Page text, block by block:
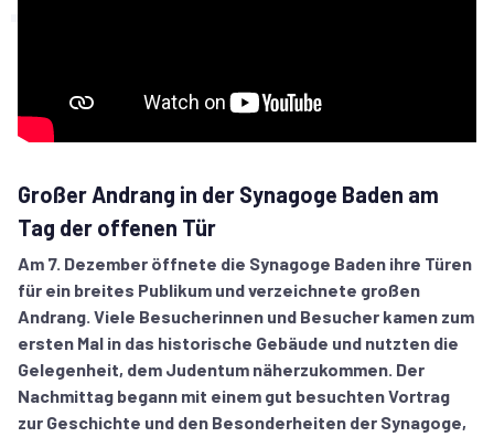
Großer Andrang in der Synagoge Baden am
Tag der offenen Tür
Am 7. Dezember öffnete die Synagoge Baden ihre Türen
für ein breites Publikum und verzeichnete großen
Andrang. Viele Besucherinnen und Besucher kamen zum
ersten Mal in das historische Gebäude und nutzten die
Gelegenheit, dem Judentum näherzukommen. Der
Nachmittag begann mit einem gut besuchten Vortrag
zur Geschichte und den Besonderheiten der Synagoge,